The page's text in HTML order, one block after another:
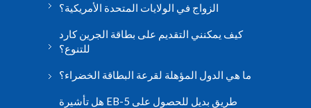
الزواج في الولايات المتحدة الأمريكية؟
كيف يمكنني التقديم على بطاقة الجرين كارد
للتنوع؟
ما هي الدول المؤهلة لقرعة البطاقة الخضراء؟
هل تأشيرة EB-5 طريق بديل للحصول على